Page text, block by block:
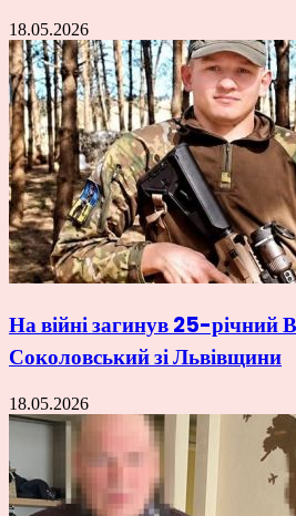
18.05.2026
На війні загинув 25-річний
Соколовський зі Львівщини
18.05.2026